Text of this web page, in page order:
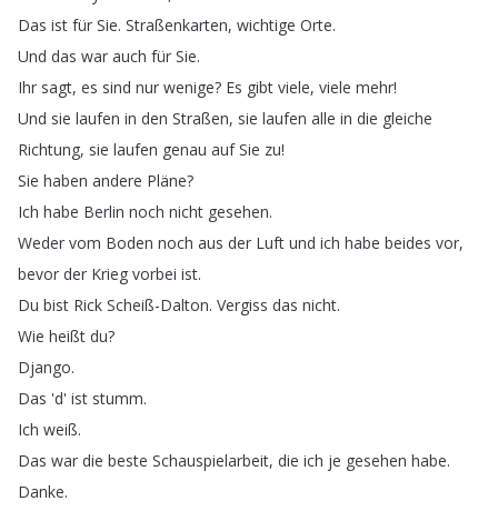
Das ist für Sie. Straßenkarten, wichtige Orte.
Und das war auch für Sie.
Ihr sagt, es sind nur wenige? Es gibt viele, viele mehr!
Und sie laufen in den Straßen, sie laufen alle in die gleiche
Richtung, sie laufen genau auf Sie zu!
Sie haben andere Pläne?
Ich habe Berlin noch nicht gesehen.
Weder vom Boden noch aus der Luft und ich habe beides vor,
bevor der Krieg vorbei ist.
Du bist Rick Scheiß-Dalton. Vergiss das nicht.
Wie heißt du?
Django.
Das 'd' ist stumm.
Ich weiß.
Das war die beste Schauspielarbeit, die ich je gesehen habe.
Danke.